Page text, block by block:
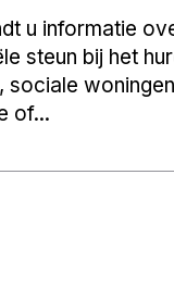
u informatie
steun bij het
sociale
of...